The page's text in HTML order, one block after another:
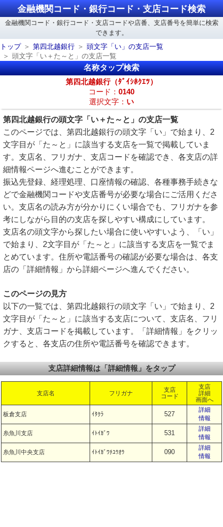
金融機関コード・銀行コード・支店コード検索
金融機関コード・銀行コード・支店コードや店番、支店番号を簡単に検索
できます。
トップ
第四北越銀行
頭文字「い」の支店一覧
頭文字「い＋た～と」の支店一覧
名称タップ検索
第四北越銀行（ﾀﾞｲｼﾎｸｴﾂ）
コード： 0140
選択文字： い
第四北越銀行の頭文字「い＋た～と」の支店一覧
このページでは、第四北越銀行の頭文字「い」で始まり、2
文字目が「た～と」に該当する支店を一覧で掲載していま
す。支店名、フリガナ、支店コードを確認でき、各支店の詳
細情報ページへ進むことができます。
振込先登録、経理処理、口座情報の確認、各種事務手続きな
どで金融機関コードや支店番号が必要な場合にご活用くださ
い。支店名の読み方が分かりにくい場合でも、フリガナを参
考にしながら目的の支店を探しやすい構成にしています。
支店名の頭文字から探したい場合に使いやすいよう、「い」
で始まり、2文字目が「た～と」に該当する支店を一覧でま
とめています。住所や電話番号の確認が必要な場合は、各支
店の「詳細情報」から詳細ページへ進んでください。
このページの見方
以下の一覧では、第四北越銀行の頭文字「い」で始まり、2
文字目が「た～と」に該当する支店について、支店名、フリ
ガナ、支店コードを掲載しています。「詳細情報」をクリッ
クすると、各支店の住所や電話番号を確認できます。
支店詳細情報は「詳細情報」をタップ
支店名 フリガナ
支店
コード
支店
詳細
画面へ
板倉支店 ｲﾀｸﾗ 527
詳細
情報
糸魚川支店 ｲﾄｲｶﾞﾜ 531
詳細
情報
糸魚川中央支店 ｲﾄｲｶﾞﾜﾁﾕｳｵｳ 090
詳細
情報